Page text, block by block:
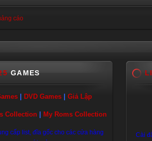
GAMES
| DVD Games| Giả Lập
Collection| My Roms Collection
cấp list, đĩa gốc cho các cửa hàng
Cài